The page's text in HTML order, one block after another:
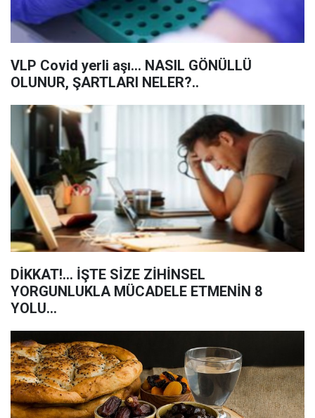
VLP Covid yerli aşı... NASIL GÖNÜLLÜ
OLUNUR, ŞARTLARI NELER?..
DİKKAT!... İŞTE SİZE ZİHİNSEL
YORGUNLUKLA MÜCADELE ETMENİN 8
YOLU...